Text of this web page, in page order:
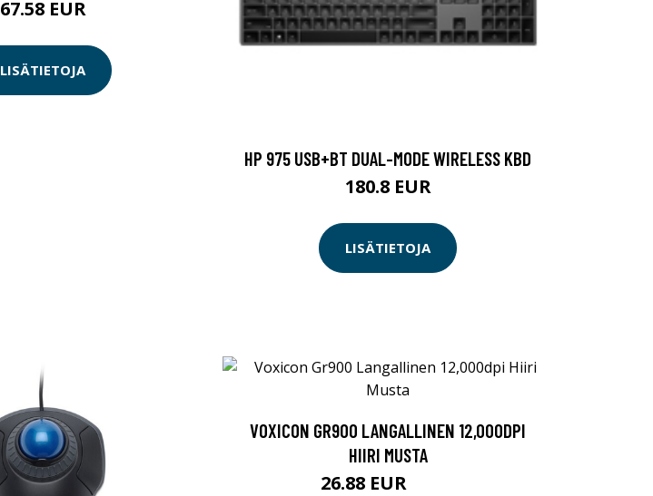
67.58 EUR
LISÄTIETOJA
HP 975 USB+BT DUAL-MODE WIRELESS KBD
180.8 EUR
LISÄTIETOJA
VOXICON GR900 LANGALLINEN 12,000DPI
HIIRI MUSTA
26.88 EUR